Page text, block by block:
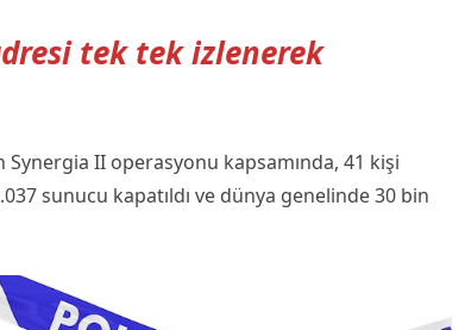
tek tek izlenerek
II operasyonu kapsamında, 41 kişi
sunucu kapatıldı ve dünya genelinde 30 bin